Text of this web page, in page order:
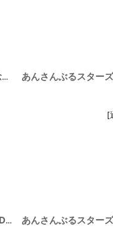
あんさんぶるスターズ！！ SELECTION 10 UNIT SONG 記念スカウト 天祥院英智 衣更真緒 守沢千秋 朔間凛月 朱桜司 Dream Diary『プロローグのそのあとへ』 コスプレ衣装
[
あんさんぶるスターズ！！ 感謝祭◆仮面が覆うMASQUERADE NIGHT 朱桜司 月永レオ 朔間凛月 瀬名泉 鳴上嵐 コスプレ衣装